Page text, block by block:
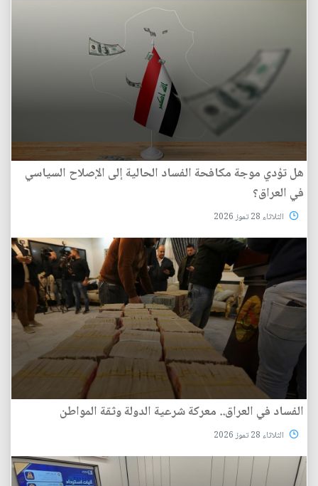
هل تؤدي موجة مكافحة الفساد الحالية إلى الإصلاح السياسي
في العراق؟
الثلاثاء 28 تموز 2026
الفساد في العراق.. معركة شرعية الدولة وثقة المواطن
الثلاثاء 28 تموز 2026